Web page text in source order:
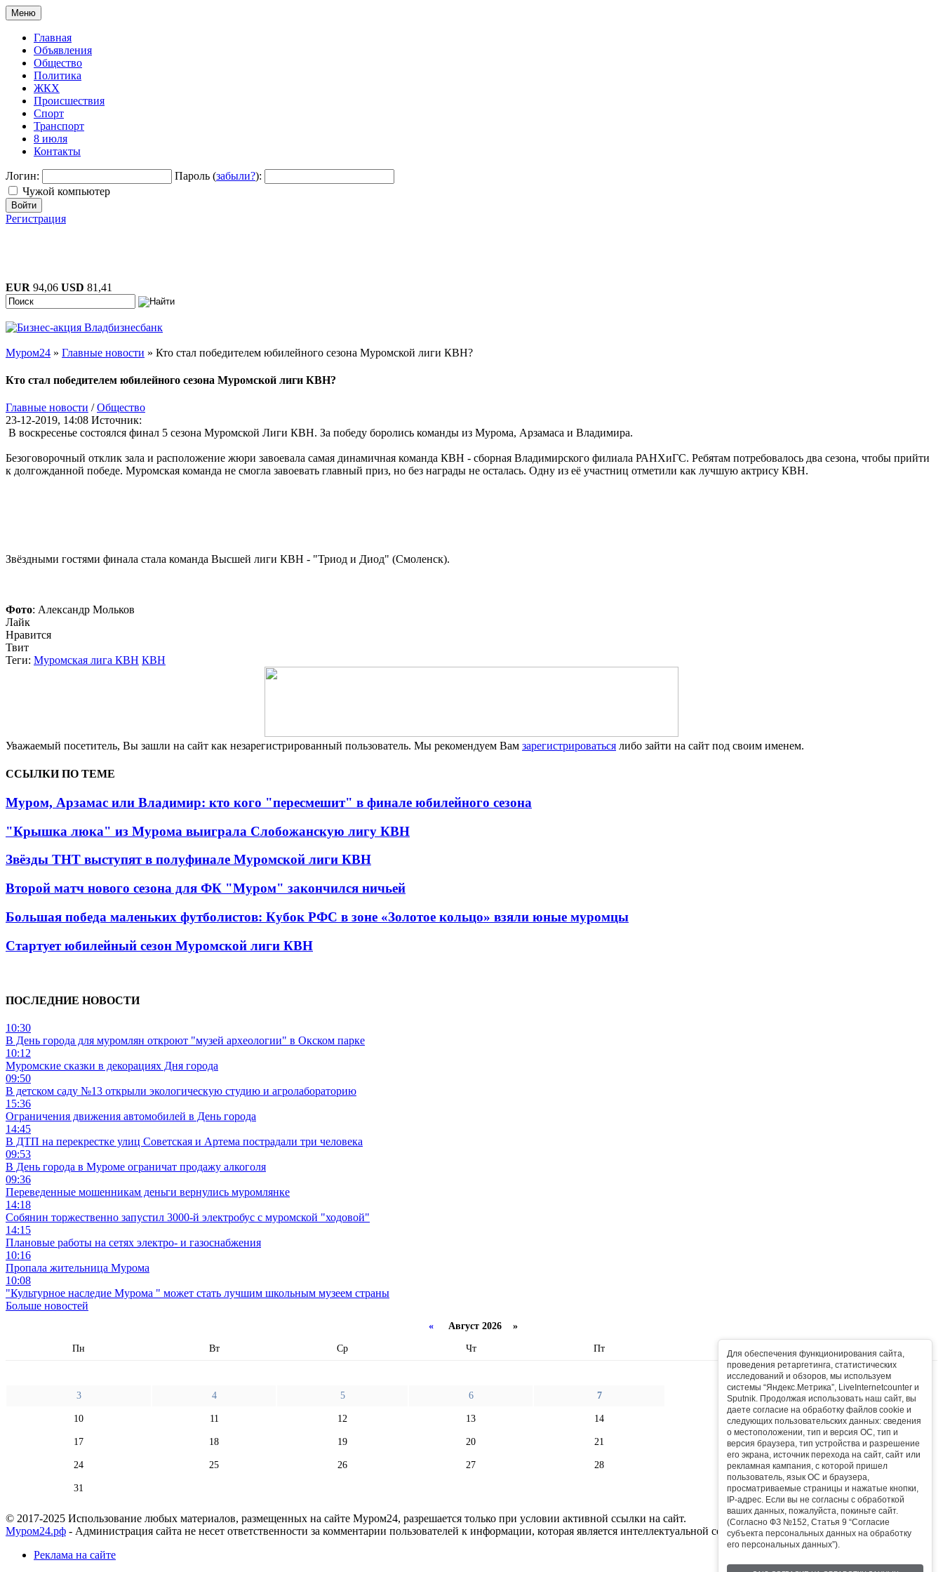
Для обеспечения функционирования сайта,
проведения ретаргетинга, статистических
исследований и обзоров, мы используем
системы “Яндекс.Метрика”, LiveInternetcounter и
Sputnik. Продолжая использовать наш сайт, вы
даете согласие на обработку файлов cookie и
следующих пользовательских данных: сведения
о местоположении, тип и версия ОС, тип и
версия браузера, тип устройства и разрешение
его экрана, источник перехода на сайт, сайт или
рекламная кампания, с которой пришел
пользователь, язык ОС и браузера,
просматриваемые страницы и нажатые кнопки,
IP-адрес. Если вы не согласны с обработкой
ваших данных, пожалуйста, покиньте сайт.
(Согласно ФЗ №152, Статья 9 “Согласие
субъекта персональных данных на обработку
его персональных данных”).
Меню
Главная
Объявления
Общество
Политика
ЖКХ
Происшествия
Спорт
Транспорт
8 июля
Контакты
Логин: Пароль (забыли?):
Чужой компьютер
Войти
Регистрация
EUR 94,06 USD 81,41
Муром24 » Главные новости » Кто стал победителем юбилейного сезона Муромской лиги КВН?
Кто стал победителем юбилейного сезона Муромской лиги КВН?
Главные новости /Общество
23-12-2019, 14:08 Источник:
В воскресенье состоялся финал 5 сезона Муромской Лиги КВН. За победу боролись команды из Мурома, Арзамаса и Владимира.
Безоговорочный отклик зала и расположение жюри завоевала самая динамичная команда КВН - сборная Владимирского филиала РАНХиГС. Ребятам потребовалось два сезона, чтобы прийти
к долгожданной победе. Муромская команда не смогла завоевать главный приз, но без награды не осталась. Одну из её участниц отметили как лучшую актрису КВН.
Звёздными гостями финала стала команда Высшей лиги КВН - "Триод и Диод" (Смоленск).
Фото: Александр Мольков
Лайк
Нравится
Твит
Теги: Муромская лига КВН КВН
Уважаемый посетитель, Вы зашли на сайт как незарегистрированный пользователь. Мы рекомендуем Вам зарегистрироваться либо зайти на сайт под своим именем.
ССЫЛКИ ПО ТЕМЕ
Муром, Арзамас или Владимир: кто кого "пересмешит" в финале юбилейного сезона
"Крышка люка" из Мурома выиграла Слобожанскую лигу КВН
Звёзды ТНТ выступят в полуфинале Муромской лиги КВН
Второй матч нового сезона для ФК "Муром" закончился ничьей
Большая победа маленьких футболистов: Кубок РФС в зоне «Золотое кольцо» взяли юные муромцы
Стартует юбилейный сезон Муромской лиги КВН
ПОСЛЕДНИЕ НОВОСТИ
10:30
В День города для муромлян откроют "музей археологии" в Окском парке
10:12
Муромские сказки в декорациях Дня города
09:50
В детском саду №13 открыли экологическую студию и агролабораторию
15:36
Ограничения движения автомобилей в День города
14:45
В ДТП на перекрестке улиц Советская и Артема пострадали три человека
09:53
В День города в Муроме ограничат продажу алкоголя
09:36
Переведенные мошенникам деньги вернулись муромлянке
14:18
Собянин торжественно запустил 3000-й электробус с муромской "ходовой"
14:15
Плановые работы на сетях электро- и газоснабжения
10:16
Пропала жительница Мурома
10:08
"Культурное наследие Мурома " может стать лучшим школьным музеем страны
Больше новостей
« Август 2026 »
Пн Вт Ср Чт Пт Сб
1 2
3 4 5 6 7 8 9
10 11 12 13 14 15 16
17 18 19 20 21 22 23
24 25 26 27 28 29 30
31
© 2017-2025 Использование любых материалов, размещенных на сайте Муром24, разрешается только при условии активной ссылки на сайт.
Муром24.рф - Администрация сайта не несет ответственности за комментарии пользователей к информации, которая является интеллектуальной собственностью сайта.
Реклама на сайте